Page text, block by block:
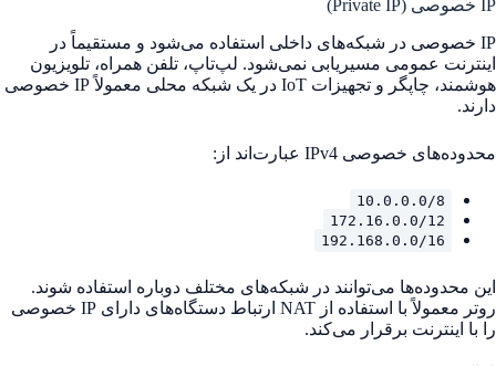
IP خصوصی (Private IP)
IP خصوصی در شبکه‌های داخلی استفاده می‌شود و مستقیماً در
اینترنت عمومی مسیریابی نمی‌شود. لپ‌تاپ، تلفن همراه، تلویزیون
هوشمند، چاپگر و تجهیزات IoT در یک شبکه محلی معمولاً IP خصوصی
دارند.
محدوده‌های خصوصی IPv4 عبارت‌اند از:
10.0.0.0/8
172.16.0.0/12
192.168.0.0/16
این محدوده‌ها می‌توانند در شبکه‌های مختلف دوباره استفاده شوند.
روتر معمولاً با استفاده از NAT ارتباط دستگاه‌های دارای IP خصوصی
را با اینترنت برقرار می‌کند.